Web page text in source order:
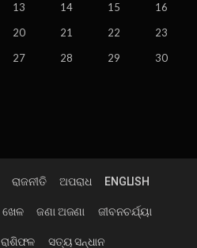
13 14 15
16
20 21 22
23
27 28 29
30
ରାଜନୀତି ଅପରାଧ ENGLISH
ଖେଳ ଜଣା ଅଜଣା ଜୀବନଚର୍ଯ୍ୟା
ରାଶିଫଳ ସତ୍ୟ ସନ୍ଧାନ